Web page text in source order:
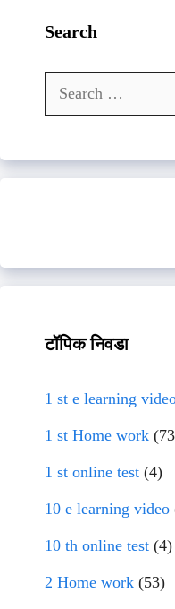
Search
Search
for:
टॉपिक निवडा
1 st e learning
1 st Home work
1 st online test (4)
10 e learning video
10 th online test (4)
2 Home work (53)